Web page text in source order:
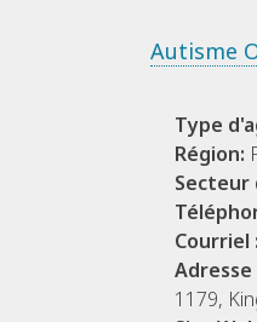
Autisme
Type
Région:
Secteur
Courriel :
Adresse
1179,